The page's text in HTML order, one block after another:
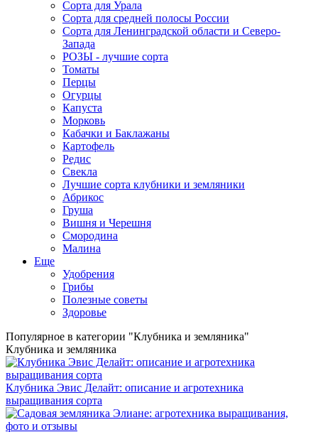
Сорта для Урала
Сорта для средней полосы России
Сорта для Ленинградской области и Северо-
Запада
РОЗЫ - лучшие сорта
Томаты
Перцы
Огурцы
Капуста
Морковь
Кабачки и Баклажаны
Картофель
Редис
Свекла
Лучшие сорта клубники и земляники
Абрикос
Груша
Вишня и Черешня
Смородина
Малина
Еще
Удобрения
Грибы
Полезные советы
Здоровье
Популярное в категории "Клубника и земляника"
Клубника и земляника
Клубника Эвис Делайт: описание и агротехника
выращивания сорта